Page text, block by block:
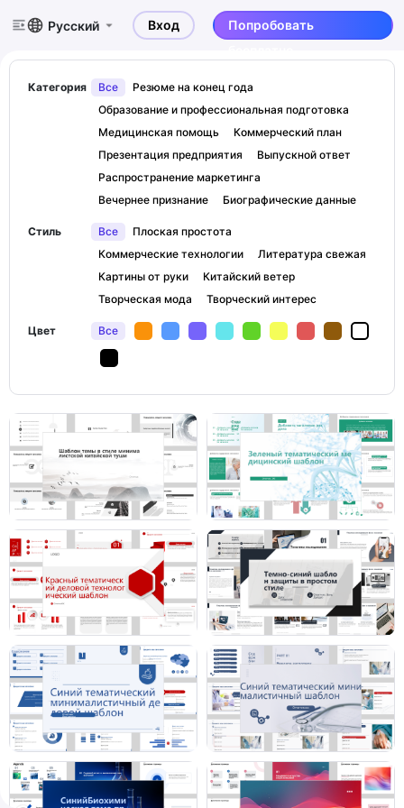
Русский Вход
Попробовать
Категория Все
Резюме на конец года
Образование и профессиональная подготовка
Медицинская помощь
Коммерческий план
Презентация предприятия
Выпускной ответ
Распространение маркетинга
Вечернее признание
Биографические данные
Стиль Все
Плоская простота
Коммерческие технологии
Литература свежая
Картины от руки
Китайский ветер
Творческая мода
Творческий интерес
Цвет Все